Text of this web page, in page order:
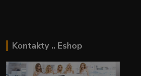
Kontakty .. Eshop